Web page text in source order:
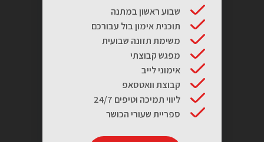
שבוע ראשון במתנה
תוכנית אימון בול עבורכם
משימת תזונה שבועית
מפגש קבוצתי
אימוני לייב
קבוצת וואטסאפ
ליווי תמיכה וטיפים 24/7
ספריית שעורי הכושר